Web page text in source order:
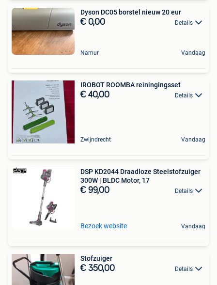
Dyson DC05 borstel nieuw 20 eur
€ 0,00 Details
Namur Vandaag
IROBOT ROOMBA reiningingsset
€ 40,00 Details
Zwijndrecht Vandaag
DSP KD2044 Draadloze Steelstofzuiger
300W | BLDC Motor, 17
€ 99,00 Details
Bezoek website Vandaag
Stofzuiger
€ 350,00 Details